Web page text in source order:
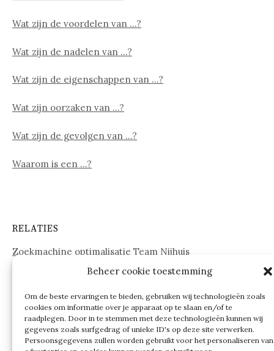
Beheer cookie toestemming
Om de beste ervaringen te bieden, gebruiken wij technologieën zoals
cookies om informatie over je apparaat op te slaan en/of te
raadplegen. Door in te stemmen met deze technologieën kunnen wij
gegevens zoals surfgedrag of unieke ID's op deze site verwerken.
Persoonsgegevens zullen worden gebruikt voor het personaliseren van
Wat zijn de voordelen van …?
Wat zijn de nadelen van …?
Wat zijn de eigenschappen van …?
Wat zijn oorzaken van …?
Wat zijn de gevolgen van …?
Waarom is een …?
RELATIES
Zoekmachine optimalisatie Team Nijhuis